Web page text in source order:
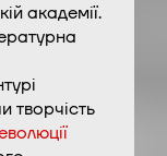
академії.
творчість